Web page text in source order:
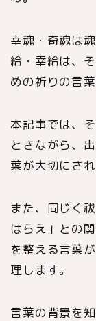
幸魂・奇魂は
給・幸給は、
めの祈りの言葉
本記事では、
ときながら、
葉が大切にさ
また、同じく
はらえ」との
を整える言葉
理します。
言葉の背景を